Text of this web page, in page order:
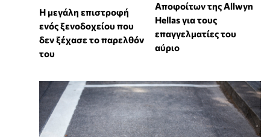
Η μεγάλη επιστροφή
ενός ξενοδοχείου που
δεν ξέχασε το παρελθόν
του
Αποφοίτων της Allwyn
Hellas για τους
επαγγελματίες του
αύριο